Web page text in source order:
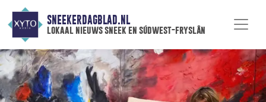
SNEEKERDAGBLAD.NL
lokaal nieuws sneek en súdwest-fryslân